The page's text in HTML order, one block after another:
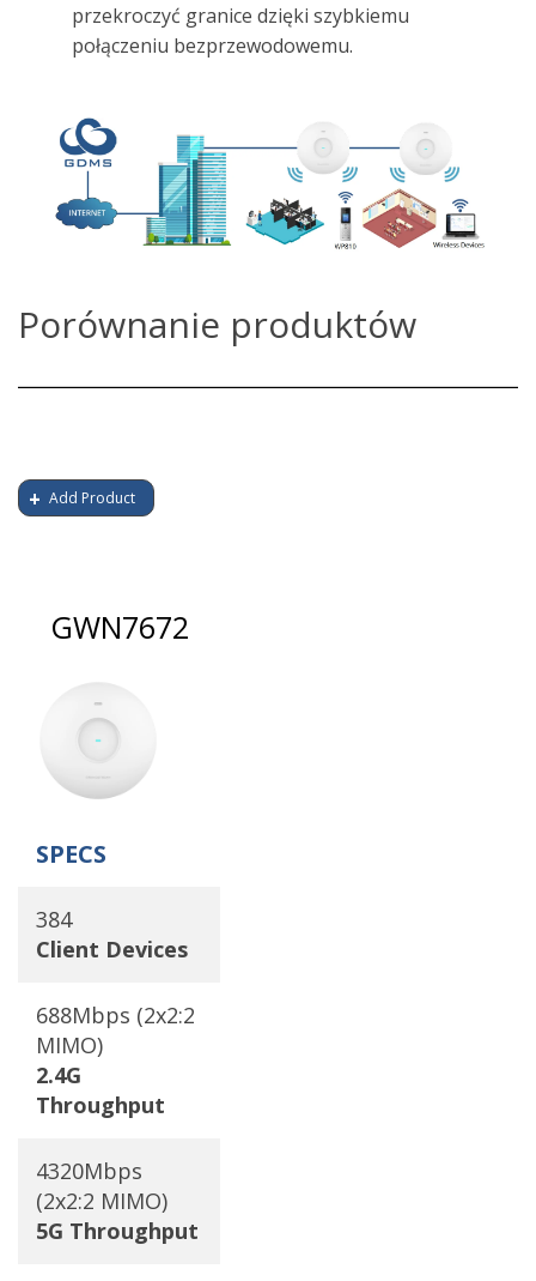
przekroczyć granice dzięki szybkiemu
połączeniu bezprzewodowemu.
Porównanie produktów
Add Product
GWN7672
SPECS
Client Devices
384
2.4G
Throughput
688Mbps (2x2:2
MIMO)
5G Throughput
4320Mbps
(2x2:2 MIMO)